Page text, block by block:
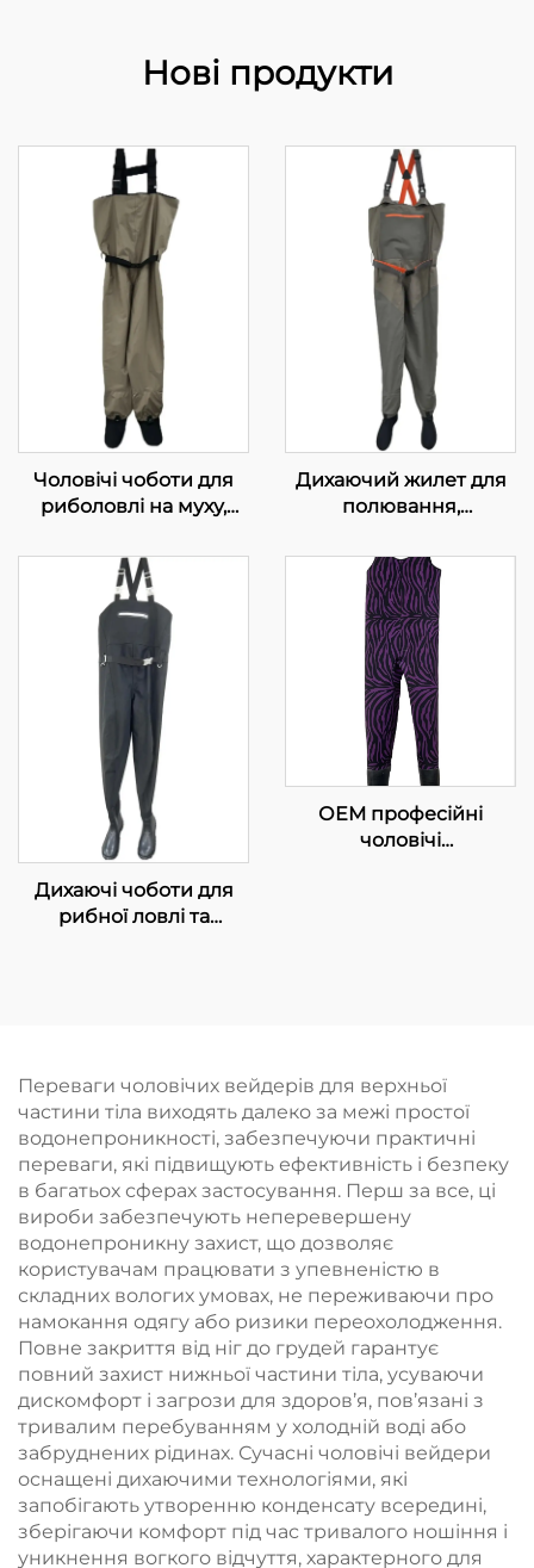
Нові продукти
Чоловічі чоботи для
риболовлі на муху,
водонепроникні
моделі з носком,
штани для риболовлі в
Дихаючий жилет для
полювання,
чоботи для рибної
ловлі на мушку,
дихаючі неопренові
чоботи з
водонепроникними
шкарпетками, 100%
водонепроникність
Дихаючі чоботи для
рибної ловлі та
ОЕМ професійні
чоловічі
безпеки
Переваги чоловічих вейдерів для верхньої
частини тіла виходять далеко за межі простої
водонепроникності, забезпечуючи практичні
переваги, які підвищують ефективність і безпеку
в багатьох сферах застосування. Перш за все, ці
вироби забезпечують неперевершену
водонепроникну захист, що дозволяє
користувачам працювати з упевненістю в
складних вологих умовах, не переживаючи про
намокання одягу або ризики переохолодження.
Повне закриття від ніг до грудей гарантує
повний захист нижньої частини тіла, усуваючи
дискомфорт і загрози для здоров’я, пов’язані з
тривалим перебуванням у холодній воді або
забруднених рідинах. Сучасні чоловічі вейдери
оснащені дихаючими технологіями, які
запобігають утворенню конденсату всередині,
зберігаючи комфорт під час тривалого ношіння і
уникнення вогкого відчуття, характерного для